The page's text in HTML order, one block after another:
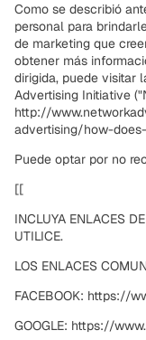
Como se describió
personal para
de marketing que
obtener más
dirigida, puede visitar
Advertising Initiative
http://
advertising/how-
Puede optar por no
[[
INCLUYA ENLACES
UTILICE.
LOS ENLACES
FACEBOOK: https://
GOOGLE: https://